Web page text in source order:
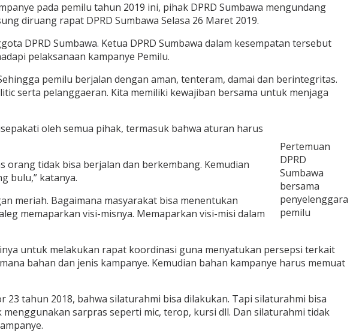
pada pemilu tahun 2019 ini, pihak DPRD Sumbawa mengundang
diruang rapat DPRD Sumbawa Selasa 26 Maret 2019.
DPRD Sumbawa. Ketua DPRD Sumbawa dalam kesempatan tersebut
pelaksanaan kampanye Pemilu.
pemilu berjalan dengan aman, tenteram, damai dan berintegritas.
serta pelanggaeran. Kita memiliki kewajiban bersama untuk menjaga
Pertemuan
DPRD
Sumbawa
bersama
penyelenggara
pemilu
oleh semua pihak, termasuk bahwa aturan harus
tidak bisa berjalan dan berkembang. Kemudian
bulu,” katanya.
meriah. Bagaimana masyarakat bisa menentukan
memaparkan visi-misnya. Memaparkan visi-misi dalam
untuk melakukan rapat koordinasi guna menyatukan persepsi terkait
bahan dan jenis kampanye. Kemudian bahan kampanye harus memuat
23 tahun 2018, bahwa silaturahmi bisa dilakukan. Tapi silaturahmi bisa
sarpras seperti mic, terop, kursi dll. Dan silaturahmi tidak